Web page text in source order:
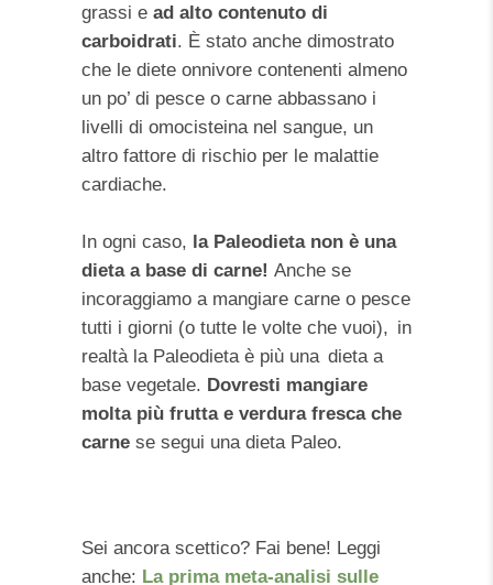
grassi e ad alto contenuto di
carboidrati. È stato anche dimostrato
che le diete onnivore contenenti almeno
un po’ di pesce o carne abbassano i
livelli di omocisteina nel sangue, un
altro fattore di rischio per le malattie
cardiache.
In ogni caso, la Paleodieta non è una
dieta a base di carne! Anche se
incoraggiamo a mangiare carne o pesce
tutti i giorni (o tutte le volte che vuoi), in
realtà la Paleodieta è più una dieta a
base vegetale. Dovresti mangiare
molta più frutta e verdura fresca che
carne se segui una dieta Paleo.
Sei ancora scettico? Fai bene! Leggi
anche: La prima meta-analisi sulle